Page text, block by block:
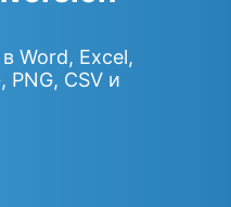
Word, Excel,
PNG, CSV и